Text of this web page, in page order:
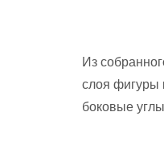
Из
слоя фигуры
боковые